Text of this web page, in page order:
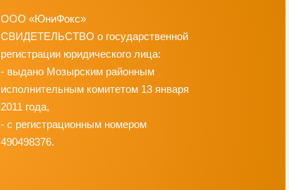
ООО «ЮниФокс»
СВИДЕТЕЛЬСТВО о государственной
регистрации юридического лица:
- выдано Мозырским районным
исполнительным комитетом 13 января
2011 года,
- с регистрационным номером
490498376.